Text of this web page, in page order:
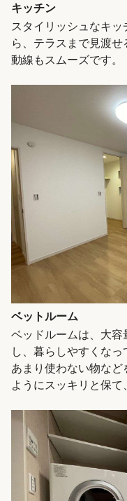
キッチン
スタイリッシュなキ
ら、テラスまで見渡
動線もスムーズです。
ベットルーム
ベッドルームは、大
し、暮らしやすくな
あまり使わない物な
ようにスッキリと保て